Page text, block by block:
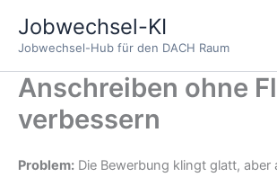
Inhalt
springen
Jobwechsel-KI
Jobwechsel-Hub für den DACH Raum
Anschreiben ohne
verbessern
Problem: Die Bewerbung klingt glatt, aber